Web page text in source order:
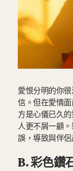
愛恨分明的你
信。但在愛情
方是心儀已久
人更不屑一顧
誤，導致與伴
B. 彩色鑽